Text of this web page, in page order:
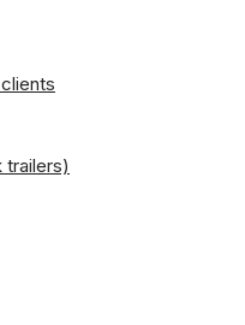
trailers)